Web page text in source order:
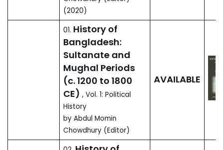
বাংলাদেশের ইতিহাস: সুলতানি
ও মোগল যুগ (আনু. ১২০০
-১৮০০ সা. অব্দ ) (২ খন্ড)
by আবদুল মমিন চৌধুরী (সম্পাদক)
(2020)
01. বাংলাদেশের ইতিহাস:
সুলতানি ও মোগল যুগ (আনু.